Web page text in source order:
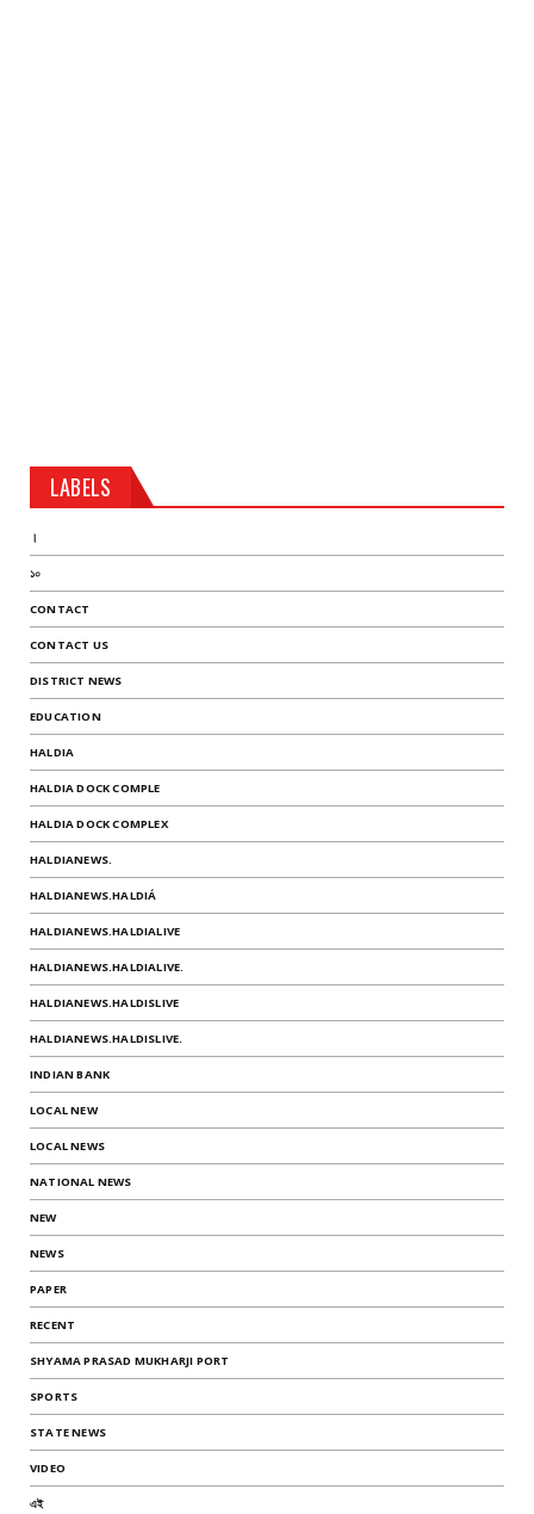
LABELS
।
১০
CONTACT
CONTACT US
DISTRICT NEWS
EDUCATION
HALDIA
HALDIA DOCK COMPLE
HALDIA DOCK COMPLEX
HALDIANEWS.
HALDIANEWS.HALDIÁ
HALDIANEWS.HALDIALIVE
HALDIANEWS.HALDIALIVE.
HALDIANEWS.HALDISLIVE
HALDIANEWS.HALDISLIVE.
INDIAN BANK
LOCAL NEW
LOCAL NEWS
NATIONAL NEWS
NEW
NEWS
PAPER
RECENT
SHYAMA PRASAD MUKHARJI PORT
SPORTS
STATE NEWS
VIDEO
এই